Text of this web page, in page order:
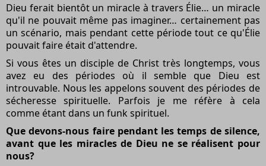
Dieu ferait bientôt un miracle à travers Élie… un miracle
qu'il ne pouvait même pas imaginer… certainement pas
un scénario, mais pendant cette période tout ce qu'Élie
pouvait faire était d'attendre.
Si vous êtes un disciple de Christ très longtemps, vous
avez eu des périodes où il semble que Dieu est
introuvable. Nous les appelons souvent des périodes de
sécheresse spirituelle. Parfois je me réfère à cela
comme étant dans un funk spirituel.
Que devons-nous faire pendant les temps de silence,
avant que les miracles de Dieu ne se réalisent pour
nous?